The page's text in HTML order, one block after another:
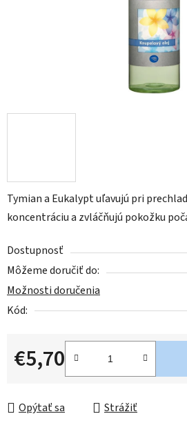
Tymian a Eukalypt uľavujú pri
koncentráciu a zvláčňujú pokožku
Dostupnosť
Môžeme doručiť do:
Možnosti doručenia
Kód:
€5,70
Jednotková cena:
Opýtať sa Strážiť